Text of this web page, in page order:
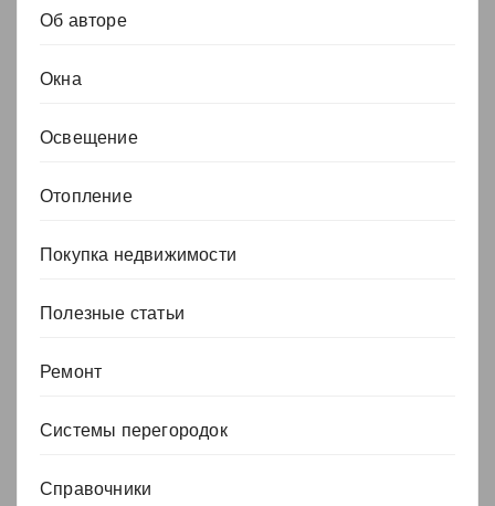
Об авторе
Окна
Освещение
Отопление
Покупка недвижимости
Полезные статьи
Ремонт
Системы перегородок
Справочники